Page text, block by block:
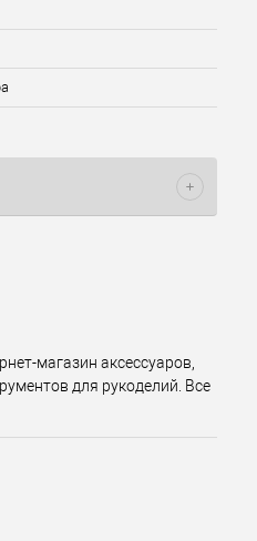
магазин аксессуаров,
для рукоделий. Все